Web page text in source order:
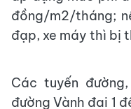
đồng/m2/tháng;
đạp, xe máy thì bị
Các tuyến
đường Vành đai 1